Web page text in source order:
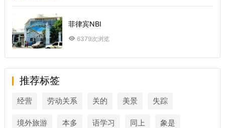
菲律宾NBI
6379次浏览
推荐标签
经营 劳动关系 关的 美景 失踪
境外旅游 本多 语学习 同上 象是